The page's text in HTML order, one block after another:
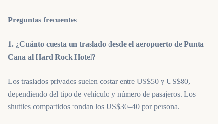
Preguntas frecuentes
1. ¿Cuánto cuesta un traslado desde el aeropuerto de Punta
Cana al Hard Rock Hotel?
Los traslados privados suelen costar entre US$50 y US$80,
dependiendo del tipo de vehículo y número de pasajeros. Los
shuttles compartidos rondan los US$30–40 por persona.